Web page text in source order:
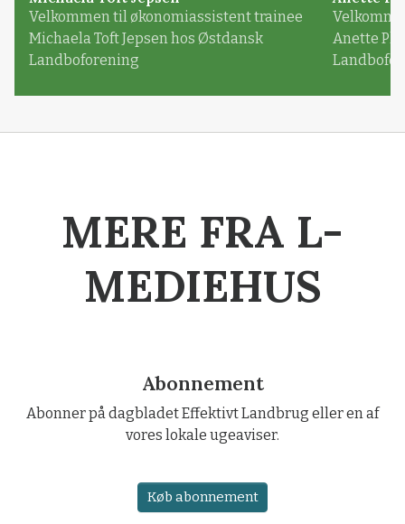
Velkommen til økonomiassistent trainee
Michaela Toft Jepsen hos Østdansk
Landboforening
Anette
MERE FRA L-
MEDIEHUS
Abonnement
Abonner på dagbladet Effektivt Landbrug eller en af
vores lokale ugeaviser.
Køb abonnement